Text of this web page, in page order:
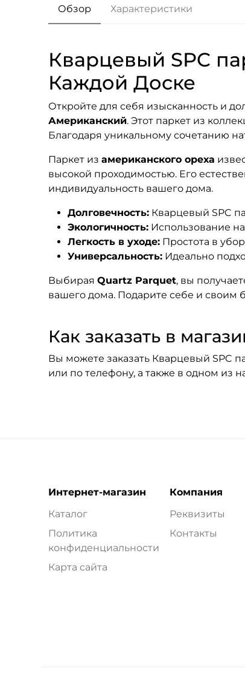
Обзор Характеристики
Кварцевый SPC
Каждой Доске
Откройте для себя изысканность и
Американский. Этот паркет из
Благодаря уникальному сочетанию
Паркет из американского ореха
высокой проходимостью. Его
индивидуальность вашего дома.
Долговечность: Кварцевый SPC
Экологичность: Использование
Легкость в уходе: Простота в
Универсальность: Идеально
Выбирая Quartz Parquet, вы
вашего дома. Подарите себе и своим
Как заказать в
Вы можете заказать Кварцевый SPC
или по телефону, а также в одном из
Интернет-магазин
Каталог
Политика
конфиденциальности
Карта сайта
Компания
Реквизиты
Контакты